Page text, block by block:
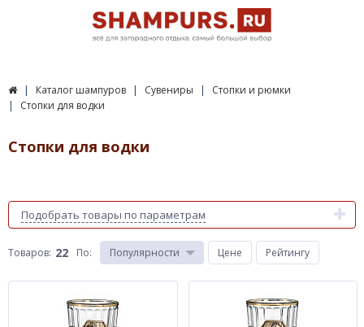
Каталог шампуров Сувениры
Стопки и рюмки
Стопки для водки
Стопки для водки
Подобрать товары по параметрам
Товаров: 22 По: Популярности Цене Рейтингу